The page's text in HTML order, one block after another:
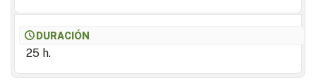
DURACIÓN
25 h.